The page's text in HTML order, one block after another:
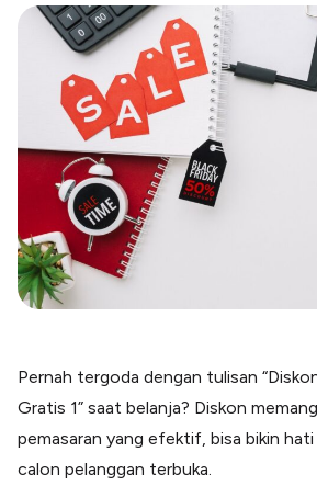
Paper XB
Bayar luar negeri pakai kartu
Kartu Kredit Bisnis
Paper Card
Satu kartu untuk bisnis & personal
Paper Horizon
Kartu korporat expense terlengkap
Solusi Industri
Health & Beauty
Terima Pembayaran Instan Dan
Blog
Kumpulan tips dan informasi
Pernah tergoda dengan tulisan
Gratis 1” saat belanja? Diskon
pemasaran yang efektif, bisa bikin
calon pelanggan terbuka.